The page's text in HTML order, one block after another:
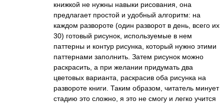
книжкой не нужны навыки рисования, она
предлагает простой и удобный алгоритм: на
каждом развороте (один разворот в день, всего их
30) готовый рисунок, используемые в нем
паттерны и контур рисунка, который нужно этими
паттернами заполнить. Затем рисунок можно
раскрасить, а при желании придумать два
цветовых варианта, раскрасив оба рисунка на
развороте книги. Таким образом, читатель минует
стадию это сложно, я это не смогу и легко учится